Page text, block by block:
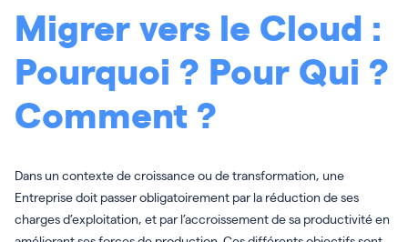
Migrer vers le Cloud :
Pourquoi ? Pour Qui ?
Comment ?
Dans un contexte de croissance ou de transformation, une
Entreprise doit passer obligatoirement par la réduction de ses
charges d’exploitation, et par l’accroissement de sa productivité en